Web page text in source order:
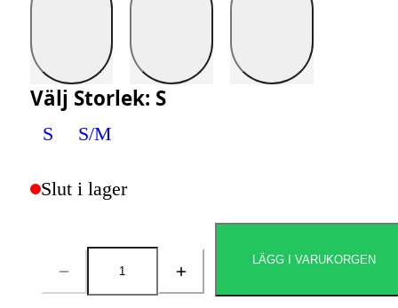
Välj Storlek: S
S S/M
Slut i lager
Antal
LÄGG I VARUKORGEN